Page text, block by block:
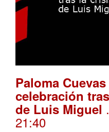
Paloma
celebración
de Luis Miguel
21:40